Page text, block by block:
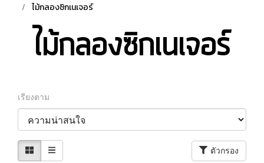
ไม้กลองซิกเนเจอร์
ไม้กลองซิกเนเจอร์
เรียงตาม
ตัวกรอง